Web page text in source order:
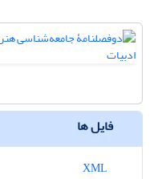
فایل ها